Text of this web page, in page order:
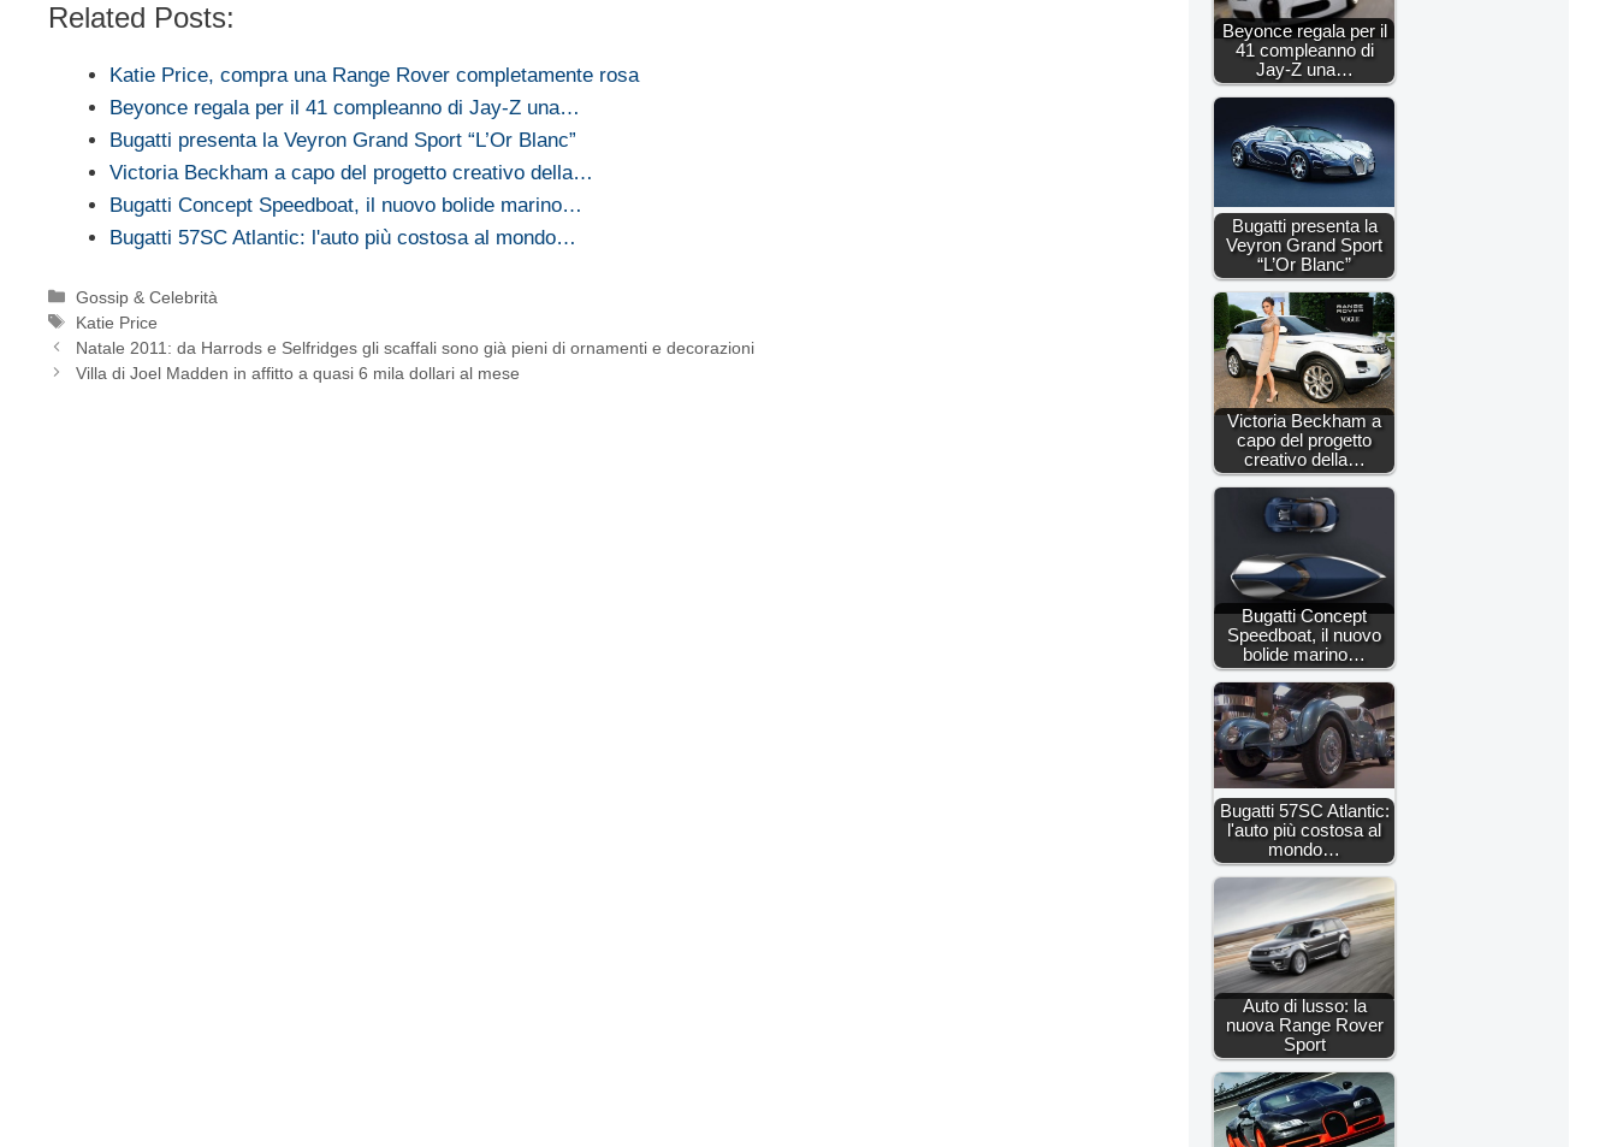
Related Posts:
Katie Price, compra una Range Rover completamente rosa
Beyonce regala per il 41 compleanno di Jay-Z una…
Bugatti presenta la Veyron Grand Sport “L’Or Blanc”
Victoria Beckham a capo del progetto creativo della…
Bugatti Concept Speedboat, il nuovo bolide marino…
Bugatti 57SC Atlantic: l'auto più costosa al mondo…
Categorie
Gossip & Celebrità
Tag
Katie Price
Natale 2011: da Harrods e Selfridges gli scaffali sono già pieni di ornamenti e decorazioni
Villa di Joel Madden in affitto a quasi 6 mila dollari al mese
Beyonce regala per il
41 compleanno di
Jay-Z una…
Bugatti presenta la
Veyron Grand Sport
“L’Or Blanc”
Victoria Beckham a
capo del progetto
creativo della…
Bugatti Concept
Speedboat, il nuovo
bolide marino…
Bugatti 57SC Atlantic:
l'auto più costosa al
mondo…
Auto di lusso: la
nuova Range Rover
Sport